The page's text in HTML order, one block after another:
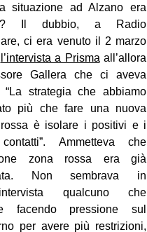
ARTE
CINEMA
MANIFESTI
RECENSIONI
INTERNAZIONALE
AFRICA
ESTREMO ORIENTE
situazione ad Alzano era
Il dubbio, a Radio
ci era venuto il 2 marzo
l’intervista a Prisma all’allora
Gallera che ci aveva
“La strategia che abbiamo
più che fare una nuova
è isolare i positivi e i
Ammetteva che
zona rossa era già
Non sembrava in
qualcuno che
facendo pressione sul
per avere più restrizioni,